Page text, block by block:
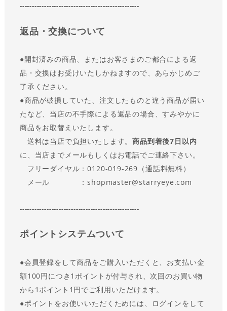
-------------------------------------------------
返品・交換について
●開封済みの商品、またはお客さまのご都合による返
品・交換はお受けいたしかねますので、あらかじめご
了承ください。
●商品が破損していた、注文したものと違う商品が届い
たなど、当店の不手際による返品の場合、すみやかに
商品をお取替えいたします。
送料は当店で負担いたします。商品到着後7日以内
に、当店までメールもしくはお電話でご連絡下さい。
フリーダイヤル：0120-019-269（通話料無料）
メール ：shopmaster@starryeye.com
-------------------------------------------------
ポイントシステムついて
●会員登録をして商品をご購入いただくと、お支払い金
額100円につき1ポイントが付与され、次回のお買い物
から1ポイント1円でご利用いただけます。
●ポイントをお使いいただくためには、ログインをして